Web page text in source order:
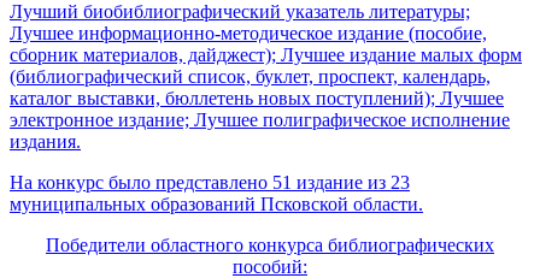
Лучший биобиблиографический указатель литературы;
Лучшее информационно-методическое издание (пособие,
сборник материалов, дайджест); Лучшее издание малых форм
(библиографический список, буклет, проспект, календарь,
каталог выставки, бюллетень новых поступлений); Лучшее
электронное издание; Лучшее полиграфическое исполнение
издания.
На конкурс было представлено 51 издание из 23
муниципальных образований Псковской области.
Победители областного конкурса библиографических
пособий: